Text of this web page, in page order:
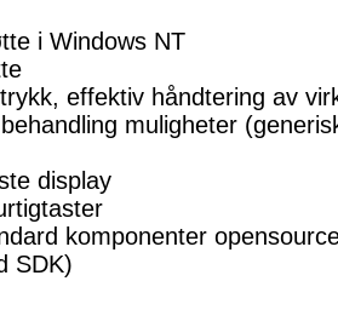
i Windows NT
effektiv håndtering av
muligheter
display
komponenter
SDK)